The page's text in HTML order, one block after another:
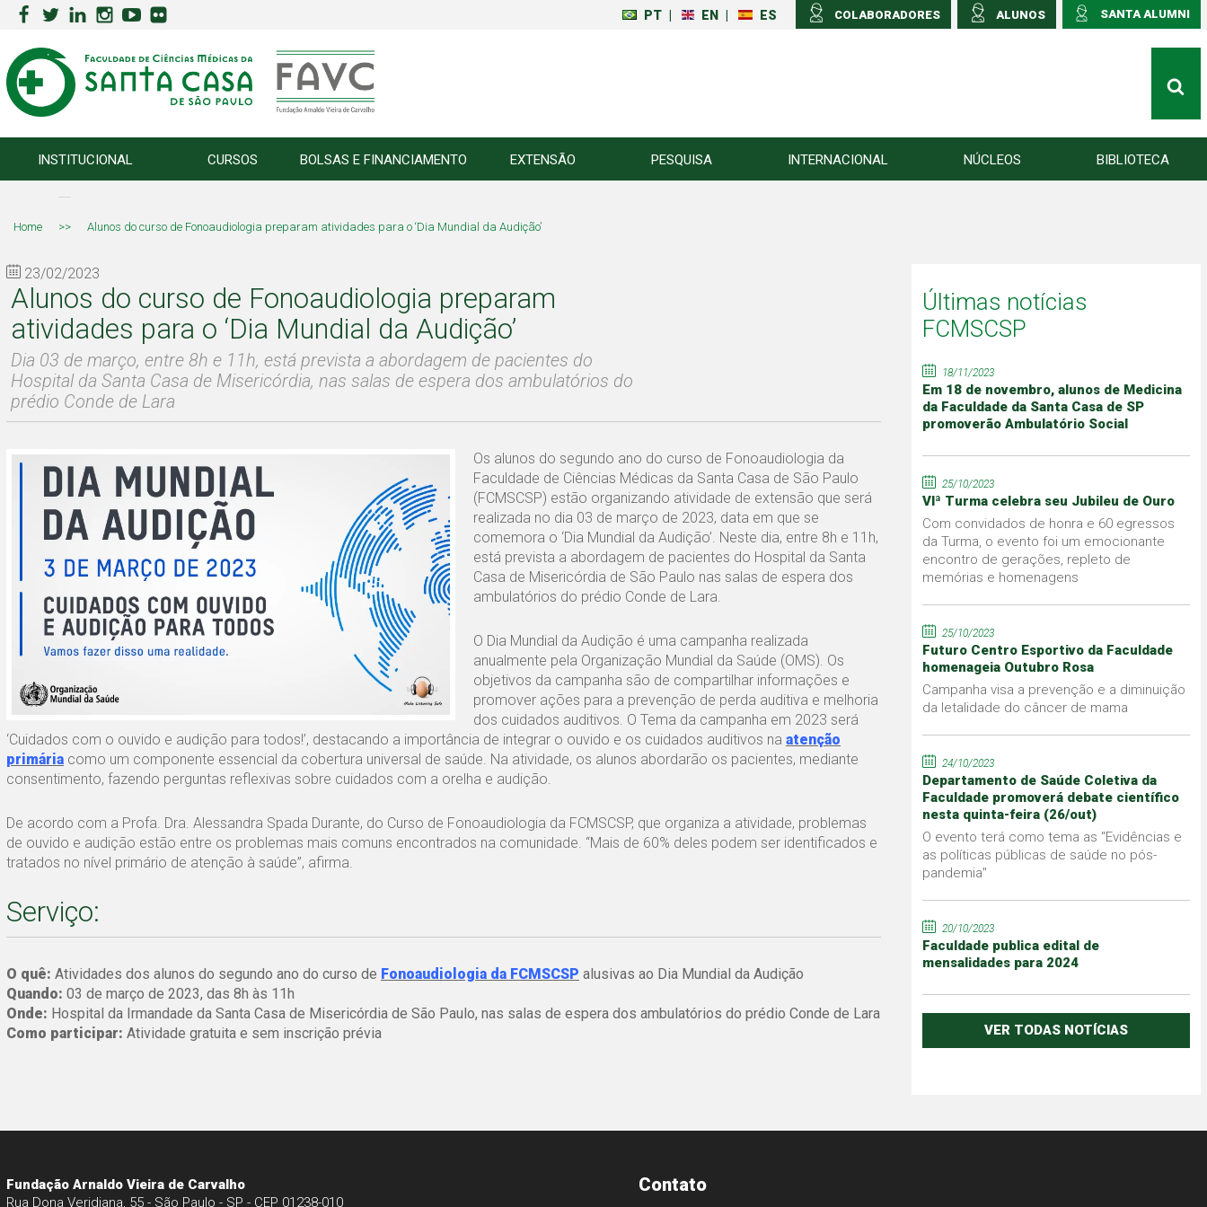
SANTA ALUMNI
ALUNOS
COLABORADORES
PT EN ES
INSTITUCIONAL CURSOS BOLSAS E FINANCIAMENTO EXTENSÃO PESQUISA INTERNACIONAL NÚCLEOS BIBLIOTECA
Home >> Alunos do curso de Fonoaudiologia preparam atividades para o ‘Dia Mundial da Audição’
23/02/2023
Alunos do curso de Fonoaudiologia preparam
atividades para o ‘Dia Mundial da Audição’
Dia 03 de março, entre 8h e 11h, está prevista a abordagem de pacientes do
Hospital da Santa Casa de Misericórdia, nas salas de espera dos ambulatórios do
prédio Conde de Lara
Os alunos do segundo ano do curso de Fonoaudiologia da
Faculdade de Ciências Médicas da Santa Casa de São Paulo
(FCMSCSP) estão organizando atividade de extensão que será
realizada no dia 03 de março de 2023, data em que se
comemora o ‘Dia Mundial da Audição’. Neste dia, entre 8h e 11h,
está prevista a abordagem de pacientes do Hospital da Santa
Casa de Misericórdia de São Paulo nas salas de espera dos
ambulatórios do prédio Conde de Lara.
O Dia Mundial da Audição é uma campanha realizada
anualmente pela Organização Mundial da Saúde (OMS). Os
objetivos da campanha são de compartilhar informações e
promover ações para a prevenção de perda auditiva e melhoria
dos cuidados auditivos. O Tema da campanha em 2023 será
‘Cuidados com o ouvido e audição para todos!’, destacando a importância de integrar o ouvido e os cuidados auditivos na atenção
primáriacomo um componente essencial da cobertura universal de saúde. Na atividade, os alunos abordarão os pacientes, mediante
consentimento, fazendo perguntas reflexivas sobre cuidados com a orelha e audição.
De acordo com a Profa. Dra. Alessandra Spada Durante, do Curso de Fonoaudiologia da FCMSCSP, que organiza a atividade, problemas
de ouvido e audição estão entre os problemas mais comuns encontrados na comunidade. “Mais de 60% deles podem ser identificados e
tratados no nível primário de atenção à saúde”, afirma.
Serviço:
O quê: Atividades dos alunos do segundo ano do curso de Fonoaudiologia da FCMSCSP alusivas ao Dia Mundial da Audição
Quando: 03 de março de 2023, das 8h às 11h
Onde: Hospital da Irmandade da Santa Casa de Misericórdia de São Paulo, nas salas de espera dos ambulatórios do prédio Conde de Lara
Como participar: Atividade gratuita e sem inscrição prévia
Últimas notícias
FCMSCSP
18/11/2023
Em 18 de novembro, alunos de Medicina
da Faculdade da Santa Casa de SP
promoverão Ambulatório Social
25/10/2023
VIª Turma celebra seu Jubileu de Ouro
Com convidados de honra e 60 egressos
da Turma, o evento foi um emocionante
encontro de gerações, repleto de
memórias e homenagens
25/10/2023
Futuro Centro Esportivo da Faculdade
homenageia Outubro Rosa
Campanha visa a prevenção e a diminuição
da letalidade do câncer de mama
24/10/2023
Departamento de Saúde Coletiva da
Faculdade promoverá debate científico
nesta quinta-feira (26/out)
O evento terá como tema as "Evidências e
as políticas públicas de saúde no pós-
pandemia"
20/10/2023
Faculdade publica edital de
mensalidades para 2024
VER TODAS NOTÍCIAS
Fundação Arnaldo Vieira de Carvalho
Rua Dona Veridiana, 55 - São Paulo - SP - CEP 01238-010
Contato